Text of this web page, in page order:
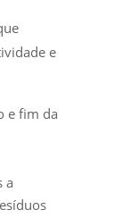
e
e fim da
a